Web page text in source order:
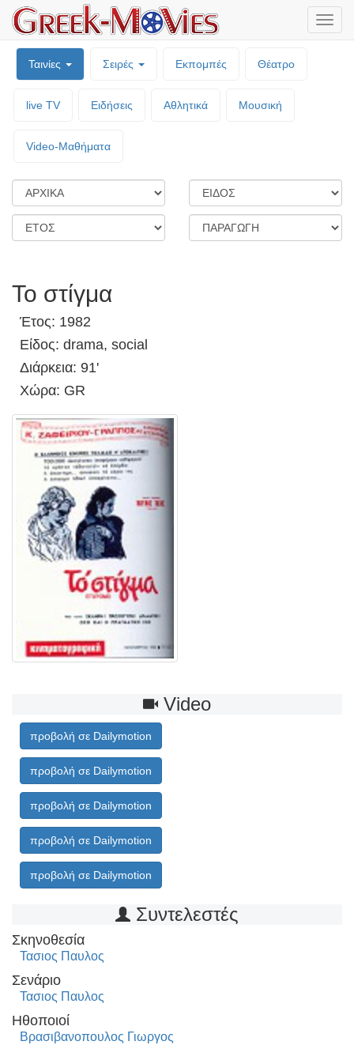
Ταινίες Σειρές Εκπομπές Θέατρο
live TV Ειδήσεις Αθλητικά Μουσική
Video-Mαθήματα
Το στίγμα
Έτος: 1982
Είδος: drama, social
Διάρκεια: 91'
Χώρα: GR
Video
προβολή σε Dailymotion
προβολή σε Dailymotion
προβολή σε Dailymotion
προβολή σε Dailymotion
προβολή σε Dailymotion
Συντελεστές
Σκηνοθεσία
Τασιος Παυλος
Σενάριο
Τασιος Παυλος
Ηθοποιοί
Βρασιβανοπουλος Γιωργος